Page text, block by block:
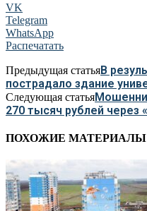
VK
Telegram
WhatsApp
Распечатать
Предыдущая статьяВ
пострадало здание
Следующая статья
270 тысяч рублей через
ПОХОЖИЕ МАТЕРИАЛЫ